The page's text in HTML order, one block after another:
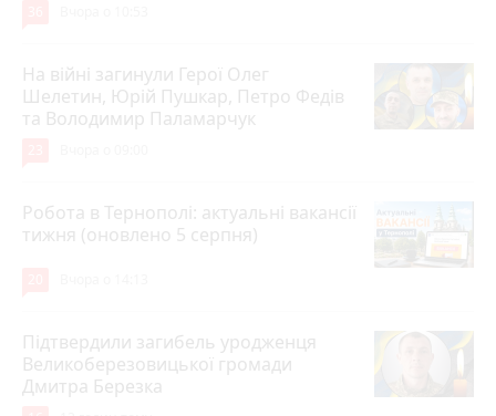
На війні загинули Герої Олег
Шелетин, Юрій Пушкар, Петро Федів
та Володимир Паламарчук
Робота в Тернополі: актуальні вакансії
тижня (оновлено 5 серпня)
Підтвердили загибель уродженця
Великоберезовицької громади
Дмитра Березка